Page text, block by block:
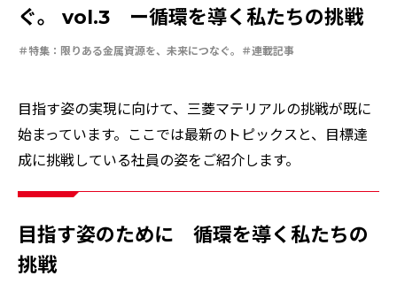
特集：金属と社会を、クリーンにつくり出す
特集：限りある金属資源を、未来につなぐ。
Rycycling
安全への取り組み
ソザイのヒミツ
特集：人と社会と地球のために
ぐ。 vol.3 ー循環を導く私たちの挑戦
特集：限りある金属資源を、未来につなぐ。 連載記事
目指す姿の実現に向けて、三菱マテリアルの挑戦が既に
始まっています。ここでは最新のトピックスと、目標達
成に挑戦している社員の姿をご紹介します。
目指す姿のために 循環を導く私たちの
挑戦